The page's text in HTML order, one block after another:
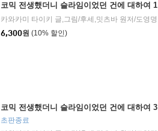
코믹 전생했더니 슬라임이었던 건에 대하여 1
6,300원 (10% 할인)
코믹 전생했더니 슬라임이었던 건에 대하여 3
초판종료